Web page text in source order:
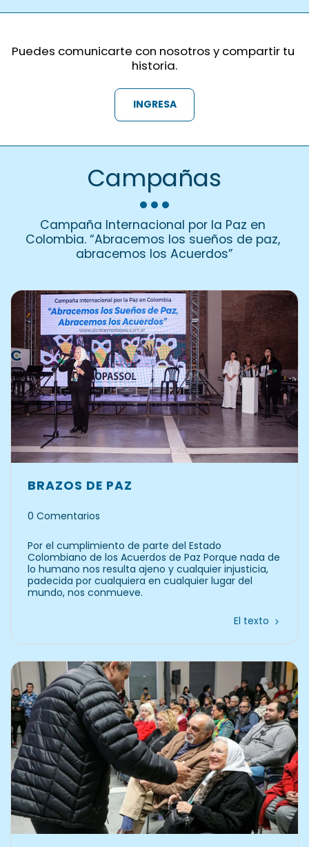
Puedes comunicarte con nosotros y compartir tu
historia.
INGRESA
Campañas
Campaña Internacional por la Paz en
Colombia. “Abracemos los sueños de paz,
abracemos los Acuerdos”
BRAZOS DE PAZ
0 Comentarios
Por el cumplimiento de parte del Estado
Colombiano de los Acuerdos de Paz Porque nada de
lo humano nos resulta ajeno y cualquier injusticia,
padecida por cualquiera en cualquier lugar del
mundo, nos conmueve.
El texto